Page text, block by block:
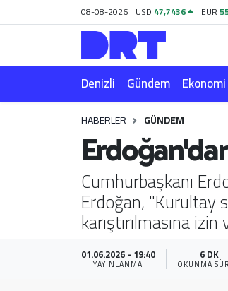
08-08-2026 USD 47,7436 EUR
Denizli Gündem Ekonomi
HABERLER GÜNDEM
Cumhurbaşkanı
Erdoğan, "Kurultay
karıştırılmasına
01.06.2026 - 19:40
YAYINLANMA
6 DK
OKUNMA
Gündem
Ekonomi
Magazin
Hava Durumu
Trafik Durumu
Puan Durumu ve Fikstür
Tüm Manşetler
Son Dakika Haberleri
Haber Arşivi